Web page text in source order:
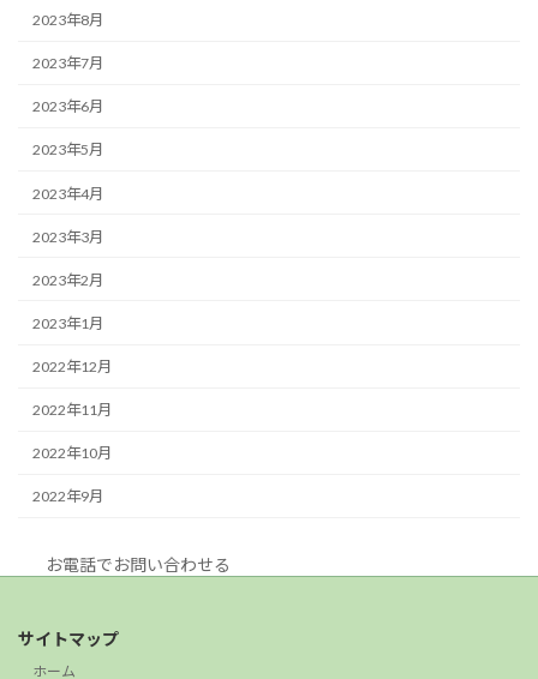
2023年8月
2023年7月
2023年6月
2023年5月
2023年4月
2023年3月
2023年2月
2023年1月
2022年12月
2022年11月
2022年10月
2022年9月
お電話でお問い合わせる
サイトマップ
ホーム